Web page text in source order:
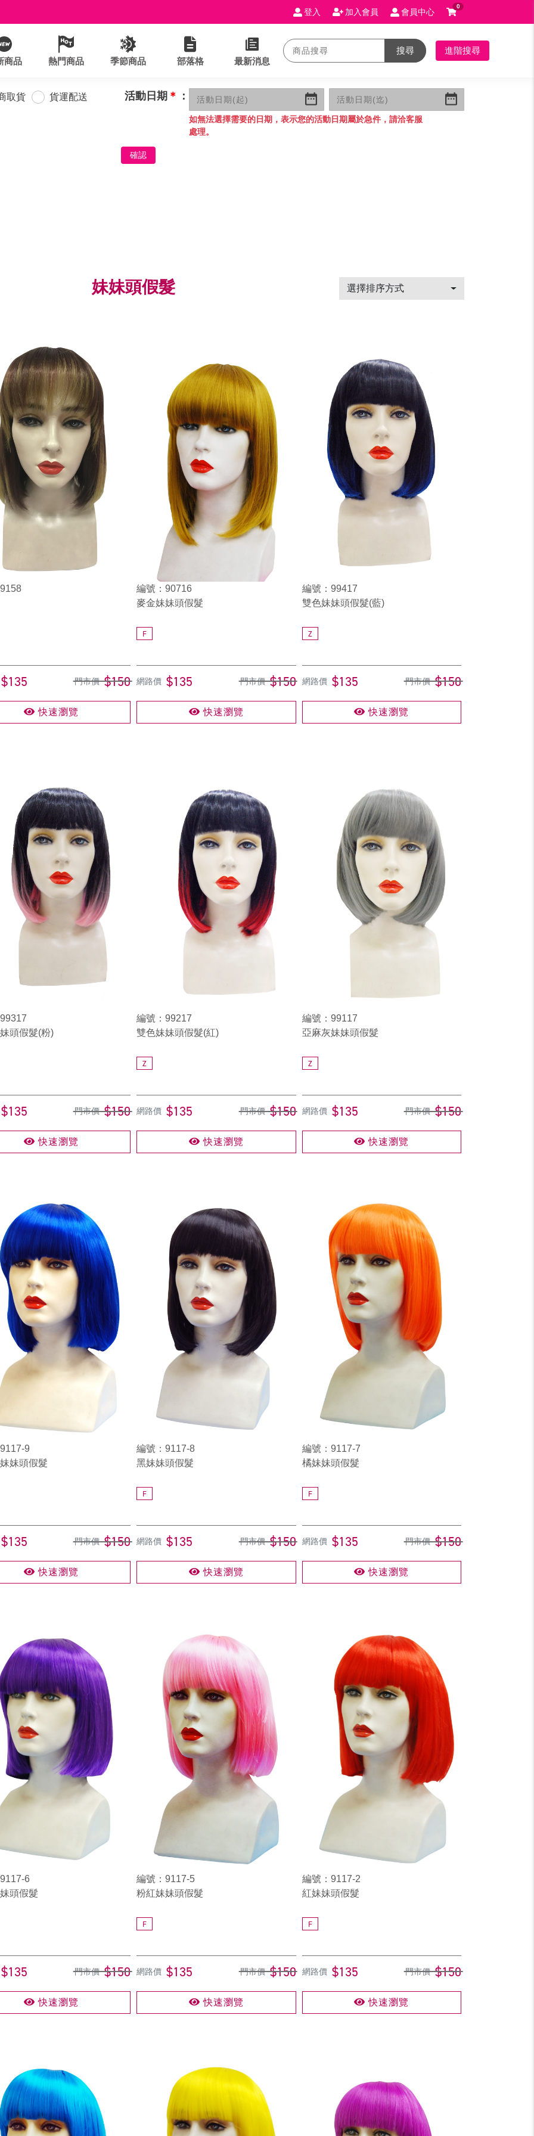
登入 加入會員 會員中心
0
商品 熱門商品 季節商品 部落格 最新消息
搜尋 進階搜尋
取貨 貨運配送 活動日期 ＊ ：
如無法選擇需要的日期，表示您的活動日期屬於急件，請洽客服
處理。
確認
妹妹頭假髮 選擇排序方式
$135 門市價 $150
快速瀏覽
編號：90716
麥金妹妹頭假髮
F
網路價 $135 門市價 $150
快速瀏覽
編號：99417
雙色妹妹頭假髮(藍)
Z
網路價 $135 門市價 $150
快速瀏覽
頭假髮(粉)
$135 門市價 $150
快速瀏覽
編號：99217
雙色妹妹頭假髮(紅)
Z
網路價 $135 門市價 $150
快速瀏覽
編號：99117
亞麻灰妹妹頭假髮
Z
網路價 $135 門市價 $150
快速瀏覽
9
妹頭假髮
$135 門市價 $150
快速瀏覽
編號：9117-8
黑妹妹頭假髮
F
網路價 $135 門市價 $150
快速瀏覽
編號：9117-7
橘妹妹頭假髮
F
網路價 $135 門市價 $150
快速瀏覽
6
頭假髮
$135 門市價 $150
快速瀏覽
編號：9117-5
粉紅妹妹頭假髮
F
網路價 $135 門市價 $150
快速瀏覽
編號：9117-2
紅妹妹頭假髮
F
網路價 $135 門市價 $150
快速瀏覽